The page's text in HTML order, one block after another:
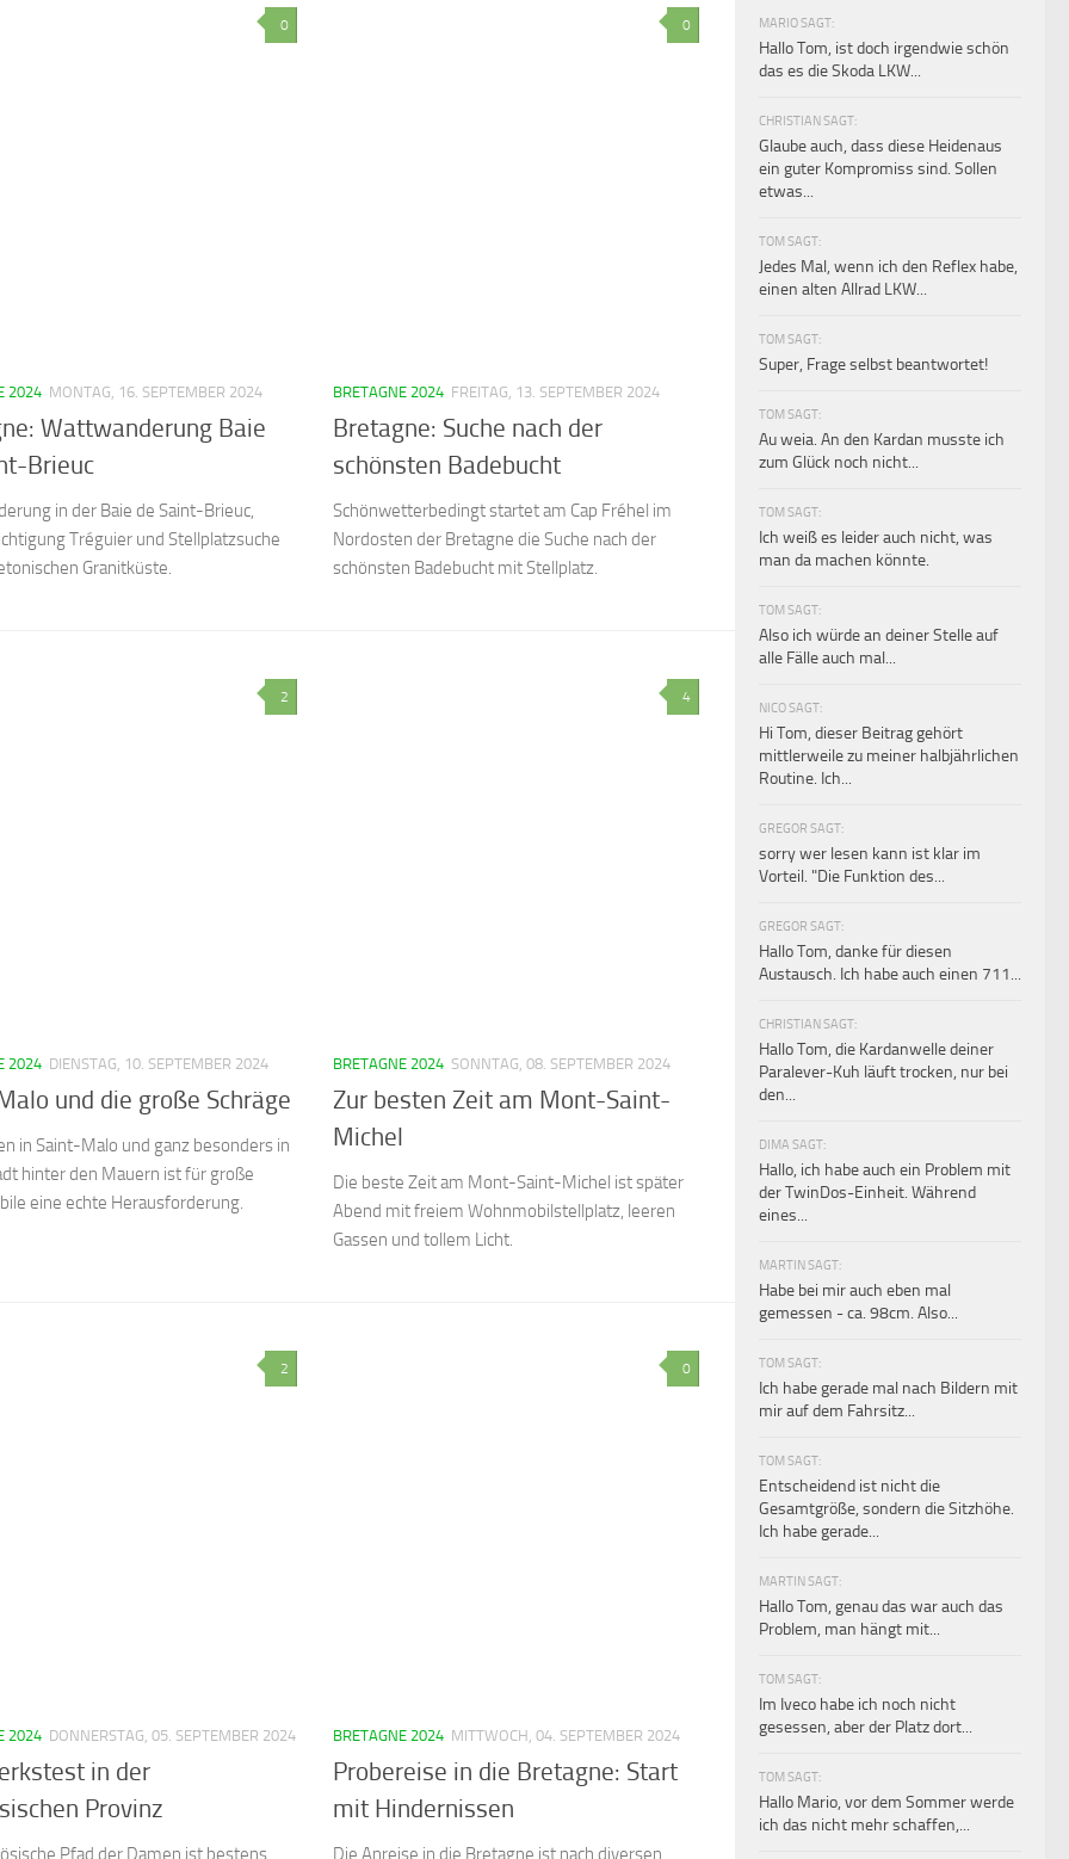
0
2024 MONTAG, 16. SEPTEMBER 2024
Wattwanderung Baie
Brieuc
in der Baie de Saint-Brieuc,
Tréguier und Stellplatzsuche
Granitküste.
0
BRETAGNE 2024 FREITAG, 13. SEPTEMBER 2024
Bretagne: Suche nach der
schönsten Badebucht
Schönwetterbedingt startet am Cap Fréhel im
Nordosten der Bretagne die Suche nach der
schönsten Badebucht mit Stellplatz.
2
2024 DIENSTAG, 10. SEPTEMBER 2024
und die große Schräge
in Saint-Malo und ganz besonders in
hinter den Mauern ist für große
eine echte Herausforderung.
4
BRETAGNE 2024 SONNTAG, 08. SEPTEMBER 2024
Zur besten Zeit am Mont-Saint-
Michel
Die beste Zeit am Mont-Saint-Michel ist später
Abend mit freiem Wohnmobilstellplatz, leeren
Gassen und tollem Licht.
2
2024 DONNERSTAG, 05. SEPTEMBER 2024
in der
Provinz
Pfad der Damen ist bestens
0
BRETAGNE 2024 MITTWOCH, 04. SEPTEMBER 2024
Probereise in die Bretagne: Start
mit Hindernissen
Die Anreise in die Bretagne ist nach diversen
MARIO SAGT:
Hallo Tom, ist doch irgendwie schön
das es die Skoda LKW...
CHRISTIAN SAGT:
Glaube auch, dass diese Heidenaus
ein guter Kompromiss sind. Sollen
etwas...
TOM SAGT:
Jedes Mal, wenn ich den Reflex habe,
einen alten Allrad LKW...
TOM SAGT:
Super, Frage selbst beantwortet!
TOM SAGT:
Au weia. An den Kardan musste ich
zum Glück noch nicht...
TOM SAGT:
Ich weiß es leider auch nicht, was
man da machen könnte.
TOM SAGT:
Also ich würde an deiner Stelle auf
alle Fälle auch mal...
NICO SAGT:
Hi Tom, dieser Beitrag gehört
mittlerweile zu meiner halbjährlichen
Routine. Ich...
GREGOR SAGT:
sorry wer lesen kann ist klar im
Vorteil. "Die Funktion des...
GREGOR SAGT:
Hallo Tom, danke für diesen
Austausch. Ich habe auch einen 711...
CHRISTIAN SAGT:
Hallo Tom, die Kardanwelle deiner
Paralever-Kuh läuft trocken, nur bei
den...
DIMA SAGT:
Hallo, ich habe auch ein Problem mit
der TwinDos-Einheit. Während
eines...
MARTIN SAGT:
Habe bei mir auch eben mal
gemessen - ca. 98cm. Also...
TOM SAGT:
Ich habe gerade mal nach Bildern mit
mir auf dem Fahrsitz...
TOM SAGT:
Entscheidend ist nicht die
Gesamtgröße, sondern die Sitzhöhe.
Ich habe gerade...
MARTIN SAGT:
Hallo Tom, genau das war auch das
Problem, man hängt mit...
TOM SAGT:
Im Iveco habe ich noch nicht
gesessen, aber der Platz dort...
TOM SAGT:
Hallo Mario, vor dem Sommer werde
ich das nicht mehr schaffen,...